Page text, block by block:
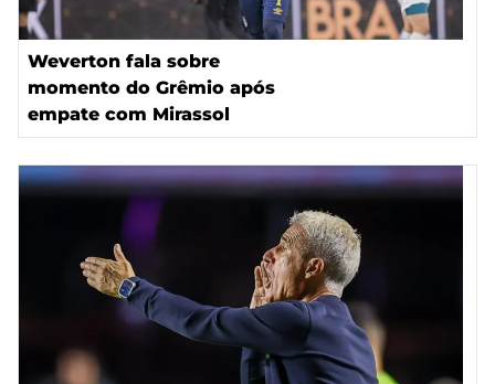
Weverton fala sobre
momento do Grêmio após
empate com Mirassol